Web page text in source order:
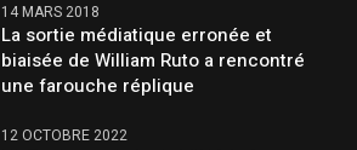
14 MARS 2018
La sortie médiatique erronée et
biaisée de William Ruto a rencontré
une farouche réplique
12 OCTOBRE 2022